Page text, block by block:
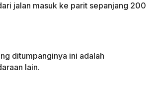
jalan masuk ke parit sepanjang 200
ditumpanginya ini adalah
lain.